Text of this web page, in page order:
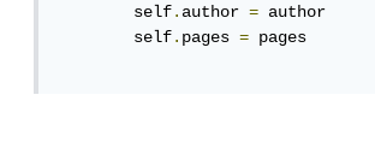
        self
.author = author
        self
.pages = pages